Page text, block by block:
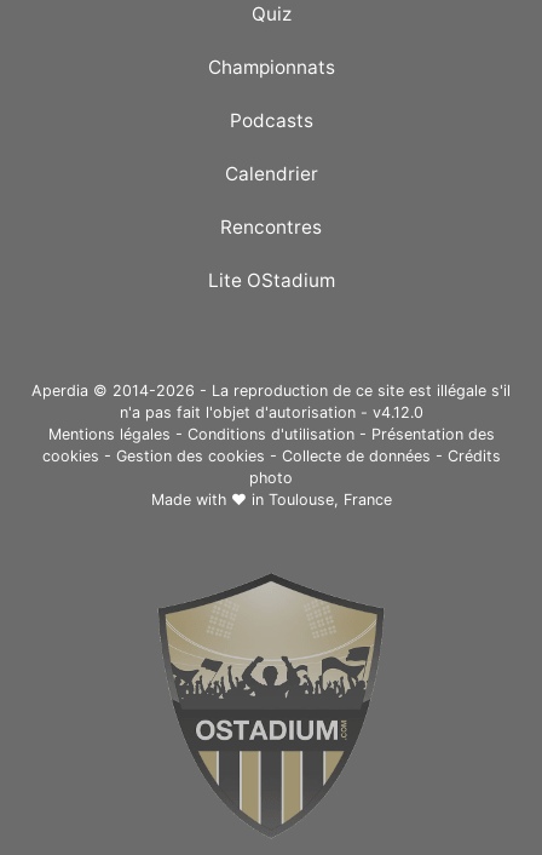
Quiz
Championnats
Podcasts
Calendrier
Rencontres
Lite OStadium
Aperdia © 2014-2026 - La reproduction de ce site est illégale s'il
n'a pas fait l'objet d'autorisation - v4.12.0
Mentions légales - Conditions d'utilisation- Présentation des
cookies - Gestion des cookies - Collecte de données - Crédits
photo
Made with ❤ in Toulouse, France